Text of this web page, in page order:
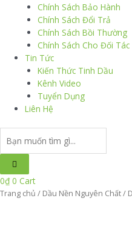
Chính Sách Bảo Hành
Chính Sách Đổi Trả
Chính Sách Bồi Thường
Chính Sách Cho Đối Tác
Tin Tức
Kiến Thức Tinh Dầu
Kênh Video
Tuyển Dụng
Liên Hệ
0₫ 0 Cart
Trang chủ / Dầu Nền Nguyên Chất/